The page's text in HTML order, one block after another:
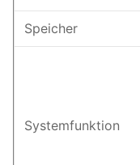
Speicher
Systemfunktion